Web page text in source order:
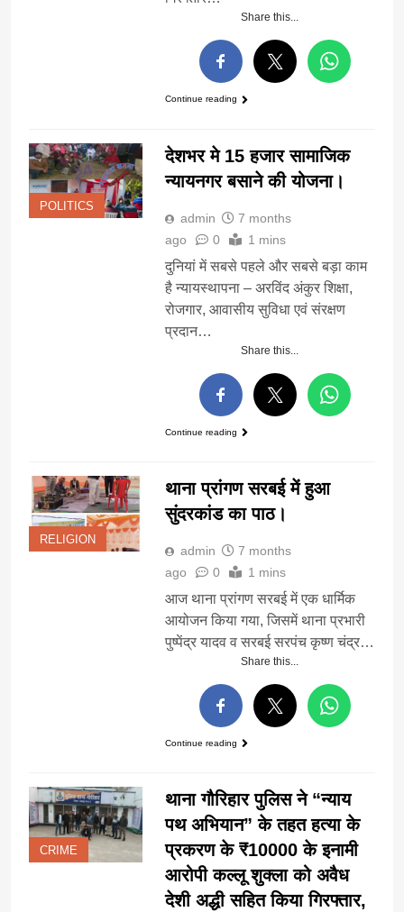
Share this...
Continue reading
POLITICS
देशभर मे 15 हजार सामाजिक
न्यायनगर बसाने की योजना।
admin
7 months
ago
0 1 mins
दुनियां में सबसे पहले और सबसे बड़ा काम
है न्यायस्थापना – अरविंद अंकुर शिक्षा,
रोजगार, आवासीय सुविधा एवं संरक्षण
प्रदान…
Share this...
Continue reading
RELIGION
थाना प्रांगण सरबई में हुआ
सुंदरकांड का पाठ।
admin
7 months
ago
0 1 mins
आज थाना प्रांगण सरबई में एक धार्मिक
आयोजन किया गया, जिसमें थाना प्रभारी
पुष्पेंद्र यादव व सरबई सरपंच कृष्ण चंद्र…
Share this...
Continue reading
CRIME
थाना गौरिहार पुलिस ने “न्याय
पथ अभियान” के तहत हत्या के
प्रकरण के ₹10000 के इनामी
आरोपी कल्लू शुक्ला को अवैध
देशी अद्धी सहित किया गिरफ्तार,